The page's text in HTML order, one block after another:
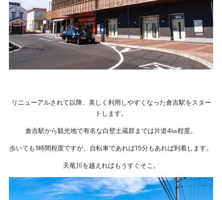
リニューアルされて以降、美しく利用しやすくなった倉吉駅をスター
トします。
倉吉駅から観光地で有名な白壁土蔵群までは片道4㎞程度。
歩いても1時間程度ですが、自転車であれば15分もあれば到着します。
天竜川を越えればもうすぐそこ。